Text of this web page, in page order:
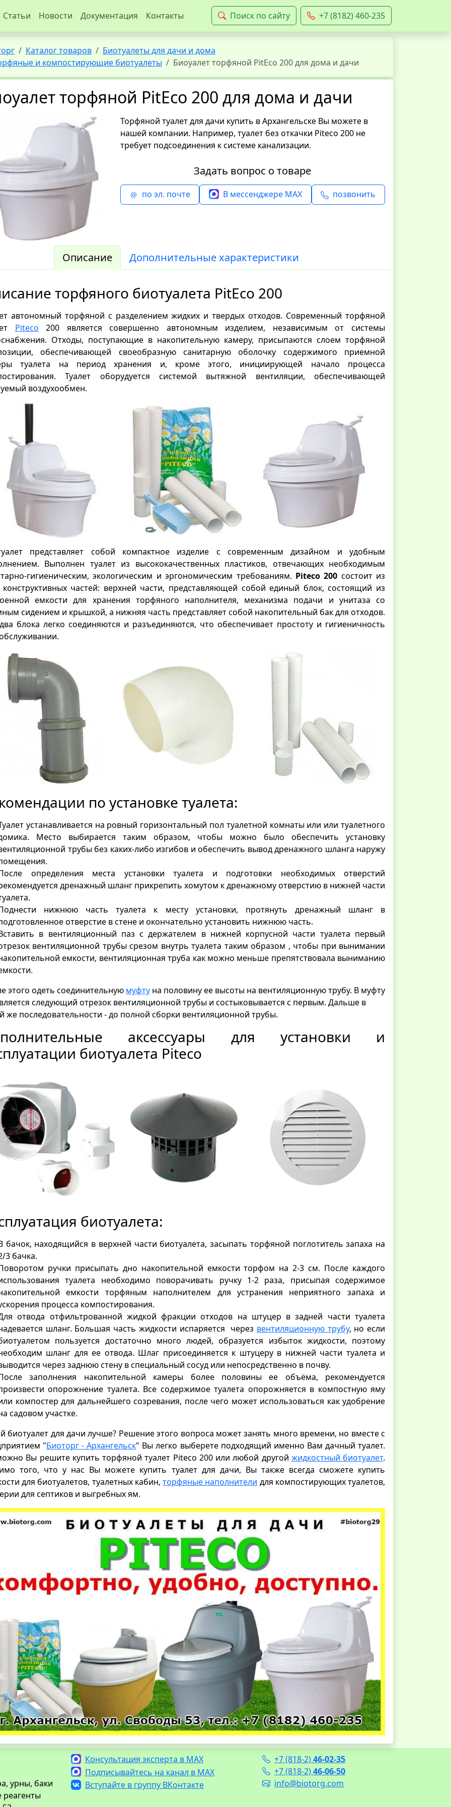
Статьи Новости Документация Контакты Поиск по сайту +7 (8182) 460-235
Каталог товаров
Биотуалеты для дачи и дома
и компостирующие биотуалеты
Биоуалет торфяной PitEco 200 для дома и дачи
торфяной PitEco 200 для дома и дачи
Торфяной туалет для дачи купить в Архангельске Вы можете в
нашей компании. Например, туалет без откачки Piteco 200 не
требует подсоединения к системе канализации.
Задать вопрос о товаре
по эл. почте В мессенджере MAX позвонить
Описание Дополнительные характеристики
торфяного биотуалета PitEco 200
автономный торфяной с разделением жидких и твердых отходов. Современный торфяной
Piteco 200 является совершенно автономным изделием, независимым от системы
Отходы, поступающие в накопительную камеру, присыпаются слоем торфяной
обеспечивающей своеобразную санитарную оболочку содержимого приемной
туалета на период хранения и, кроме этого, инициирующей начало процесса
Туалет оборудуется системой вытяжной вентиляции, обеспечивающей
воздухообмен.
представляет собой компактное изделие с современным дизайном и удобным
Выполнен туалет из высококачественных пластиков, отвечающих необходимым
гигиеническим, экологическим и эргономическим требованиям. Piteco 200 состоит из
конструктивных частей: верхней части, представляющей собой единый блок, состоящий из
емкости для хранения торфяного наполнителя, механизма подачи и унитаза со
сидением и крышкой, а нижняя часть представляет собой накопительный бак для отходов.
блока легко соединяются и разъединяются, что обеспечивает простоту и гигиеничность
по установке туалета:
устанавливается на ровный горизонтальный пол туалетной комнаты или или туалетного
Место выбирается таким образом, чтобы можно было обеспечить установку
трубы без каких-либо изгибов и обеспечить вывод дренажного шланга наружу
определения места установки туалета и подготовки необходимых отверстий
дренажный шланг прикрепить хомутом к дренажному отверстию в нижней части
нижнюю часть туалета к месту установки, протянуть дренажный шланг в
отверстие в стене и окончательно установить нижнюю часть.
в вентиляционный паз с держателем в нижней корпусной части туалета первый
вентиляционной трубы срезом внутрь туалета таким образом , чтобы при вынимании
емкости, вентиляционная труба как можно меньше препятствовала выниманию
этого одеть соединительную муфту на половину ее высоты на вентиляционную трубу. В муфту
следующий отрезок вентиляционной трубы и состыковывается с первым. Дальше в
же последовательности - до полной сборки вентиляционной трубы.
аксессуары для установки и
биотуалета Piteco
биотуалета:
бачок, находящийся в верхней части биотуалета, засыпать торфяной поглотитель запаха на
3 бачка.
ручки присыпать дно накопительной емкости торфом на 2-3 см. После каждого
туалета необходимо поворачивать ручку 1-2 раза, присыпая содержимое
емкости торфяным наполнителем для устранения неприятного запаха и
процесса компостирования.
отвода отфильтрованной жидкой фракции отходов на штуцер в задней части туалета
шланг. Большая часть жидкости испаряется через вентиляционную трубу, но если
пользуется достаточно много людей, образуется избыток жидкости, поэтому
шланг для ее отвода. Шлаг присоединяется к штуцеру в нижней части туалета и
через заднюю стену в специальный сосуд или непосредственно в почву.
заполнения накопительной камеры более половины ее объёма, рекомендуется
опорожнение туалета. Все содержимое туалета опорожняется в компостную яму
компостер для дальнейшего созревания, после чего может использоваться как удобрение
садовом участке.
биотуалет для дачи лучше? Решение этого вопроса может занять много времени, но вместе с
"Биоторг - Архангельск" Вы легко выберете подходящий именно Вам дачный туалет.
Вы решите купить торфяной туалет Piteco 200 или любой другой жидкостный биотуалет.
того, что у нас Вы можете купить туалет для дачи, Вы также всегда сможете купить
для биотуалетов, туалетных кабин,торфяные наполнители для компостирующих туалетов,
для септиков и выгребных ям.
урны, баки
реагенты
Консультация эксперта в MAX
Подписывайтесь на канал в MAX
Вступайте в группу ВКонтакте
+7 (818-2)46-02-35
+7 (818-2)46-06-50
info@biotorg.com